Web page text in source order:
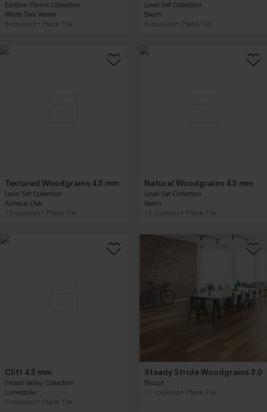
Earthen Forms Collection
White Oak Veneer
8 couleurs
Plank Tile
Level Set Collection
Beech
6 couleurs
Plank Tile
Textured Woodgrains 4.5 mm
Level Set Collection
Antique Oak
18 couleurs
Plank Tile
Natural Woodgrains 4.5 mm
Level Set Collection
Beech
12 couleurs
Plank Tile
Cliff 4.5 mm
Fresco Valley Collection
Limestone
6 couleurs
Plank Tile
Steady Stride Woodgrains 3.0
Biscuit
11 couleurs
Plank Tile